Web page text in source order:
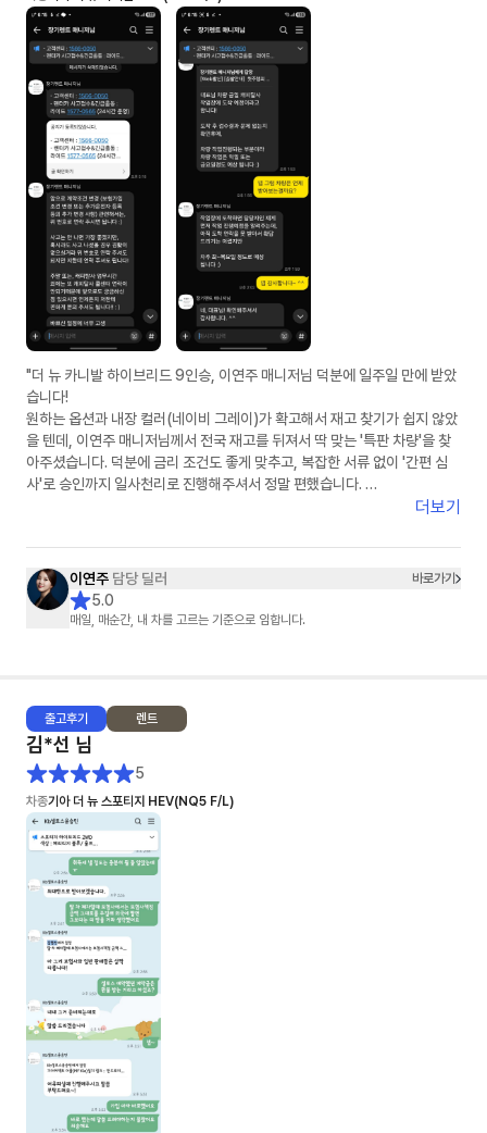
"더 뉴 카니발 하이브리드 9인승, 이연주 매니저님 덕분에 일주일 만에 받았
습니다!
​원하는 옵션과 내장 컬러(네이비 그레이)가 확고해서 재고 찾기가 쉽지 않았
을 텐데, 이연주 매니저님께서 전국 재고를 뒤져서 딱 맞는 '특판 차량'을 찾
아주셨습니다. 덕분에 금리 조건도 좋게 맞추고, 복잡한 서류 없이 '간편 심
사'로 승인까지 일사천리로 진행해주셔서 정말 편했습니다.
​차량 배정부터 탁송까지 중간중간 진행 상황을 먼저 알려주시고, 제가 놓칠
좋게 드라이브 다녀왔네요. 빠르고 정확한 일 처리는 물론이고 정말 친절하
십니다. 장기렌트 고민 중이시라면 스타타당 이연주 매니저님 강력 추천합니
다!"
더보기
이연주 담당 딜러 바로가기
5.0
매일, 매순간, 내 차를 고르는 기준으로 임합니다.
출고후기 렌트
김*선 님
5
차종기아 더 뉴 스포티지 HEV(NQ5 F/L)